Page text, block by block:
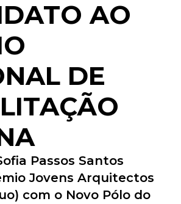
AO
DE
Passos Santos
Jovens Arquitectos
com o Novo Pólo do